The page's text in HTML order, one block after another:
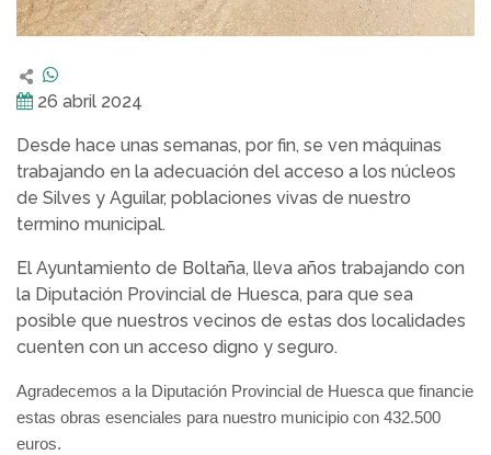
26 abril 2024
Desde hace unas semanas, por fin, se ven máquinas
trabajando en la adecuación del acceso a los núcleos
de Silves y Aguilar, poblaciones vivas de nuestro
termino municipal.
El Ayuntamiento de Boltaña, lleva años trabajando con
la Diputación Provincial de Huesca, para que sea
posible que nuestros vecinos de estas dos localidades
cuenten con un acceso digno y seguro.
Agradecemos a la Diputación Provincial de Huesca que financie
estas obras esenciales para nuestro municipio con 432.500
euros.